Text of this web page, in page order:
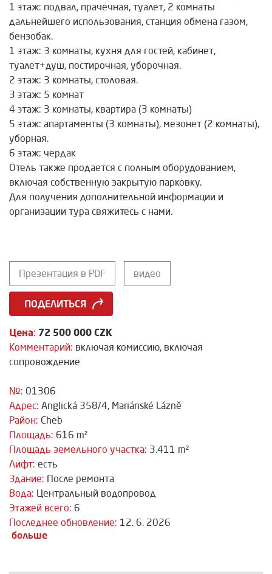
1 этаж: подвал, прачечная, туалет, 2 комнаты
дальнейшего использования, станция обмена газом,
бензобак.
1 этаж: 3 комнаты, кухня для гостей, кабинет,
туалет+душ, постирочная, уборочная.
2 этаж: 3 комнаты, столовая.
3 этаж: 5 комнат
4 этаж: 3 комнаты, квартира (3 комнаты)
5 этаж: апартаменты (3 комнаты), мезонет (2 комнаты),
уборная.
6 этаж: чердак
Отель также продается с полным оборудованием,
включая собственную закрытую парковку.
Для получения дополнительной информации и
организации тура свяжитесь с нами.
Презентация в PDF видео
ПОДЕЛИТЬСЯ
Цена: 72 500 000 CZK
Комментарий: включая комиссию, включая
сопровождение
№: 01306
Адрес: Anglická 358/4, Mariánské Lázně
Район: Cheb
Площадь: 616 m²
Площадь земельного участка: 3.411 m²
Лифт: есть
Здание: После ремонта
Вода: Центральный водопровод
Этажей всего: 6
Последнее обновление: 12. 6. 2026
больше